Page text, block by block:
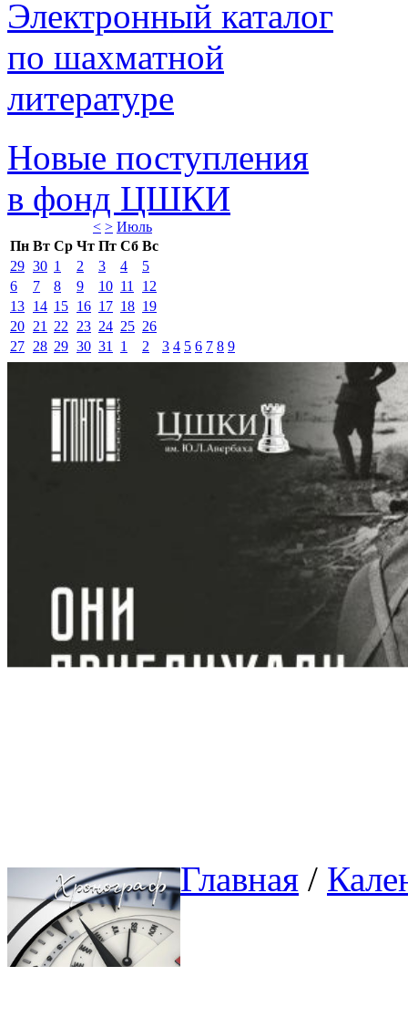
Электронный каталог
по шахматной
литературе
Новые поступления
в фонд ЦШКИ
< > Июль
Пн Вт Ср Чт Пт Сб Вс
29 30 1 2 3 4
5
6
7 8 9 10 11
12
13 14 15 16 17 18 19
20 21 22 23 24 25 26
27 28 29 30 31 1 2 3 4 5 6 7 8 9
Главная /